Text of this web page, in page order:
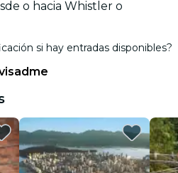
o hacia Whistler o
si hay entradas disponibles?